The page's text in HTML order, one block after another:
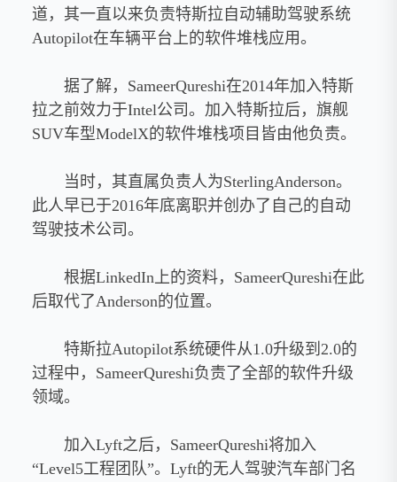
道，其一直以来负责特斯拉自动辅助驾驶系统
Autopilot在车辆平台上的软件堆栈应用。
据了解，SameerQureshi在2014年加入特斯
拉之前效力于Intel公司。加入特斯拉后，旗舰
SUV车型ModelX的软件堆栈项目皆由他负责。
当时，其直属负责人为SterlingAnderson。
此人早已于2016年底离职并创办了自己的自动
驾驶技术公司。
根据LinkedIn上的资料，SameerQureshi在此
后取代了Anderson的位置。
特斯拉Autopilot系统硬件从1.0升级到2.0的
过程中，SameerQureshi负责了全部的软件升级
领域。
加入Lyft之后，SameerQureshi将加入
“Level5工程团队”。Lyft的无人驾驶汽车部门名